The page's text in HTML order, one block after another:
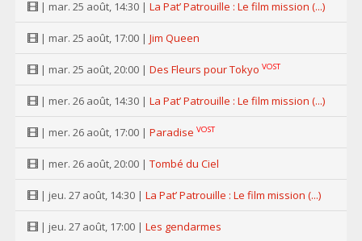
| mar. 25 août, 14:30 | La Pat’ Patrouille : Le film mission (...)
| mar. 25 août, 17:00 | Jim Queen
| mar. 25 août, 20:00 | Des Fleurs pour Tokyo VOST
| mer. 26 août, 14:30 | La Pat’ Patrouille : Le film mission (...)
| mer. 26 août, 17:00 | Paradise VOST
| mer. 26 août, 20:00 | Tombé du Ciel
| jeu. 27 août, 14:30 | La Pat’ Patrouille : Le film mission (...)
| jeu. 27 août, 17:00 | Les gendarmes